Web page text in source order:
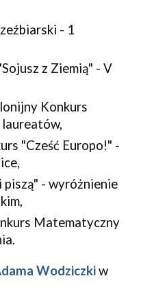
- 1
z Ziemią" - V
Konkurs
laureatów,
"Cześć Europo!" -
piszą" - wyróżnienie
Matematyczny
Wodziczki w